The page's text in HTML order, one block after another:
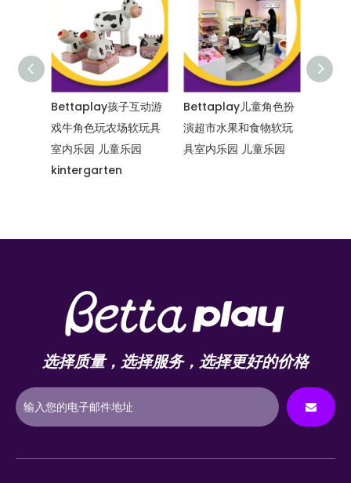
Bettaplay孩子互动游
戏牛角色玩农场软玩具
室内乐园 儿童乐园
kintergarten
Bettaplay儿童角色扮
演超市水果和食物软玩
具室内乐园 儿童乐园
选择质量，选择服务，选择更好的价格